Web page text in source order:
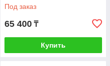
Под заказ
65 400 ₸
Купить